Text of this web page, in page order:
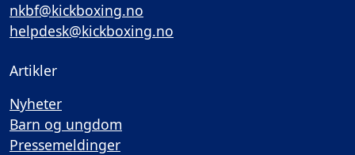
nkbf@kickboxing.no
helpdesk@kickboxing.no
Artikler
Nyheter
Barn og ungdom
Pressemeldinger